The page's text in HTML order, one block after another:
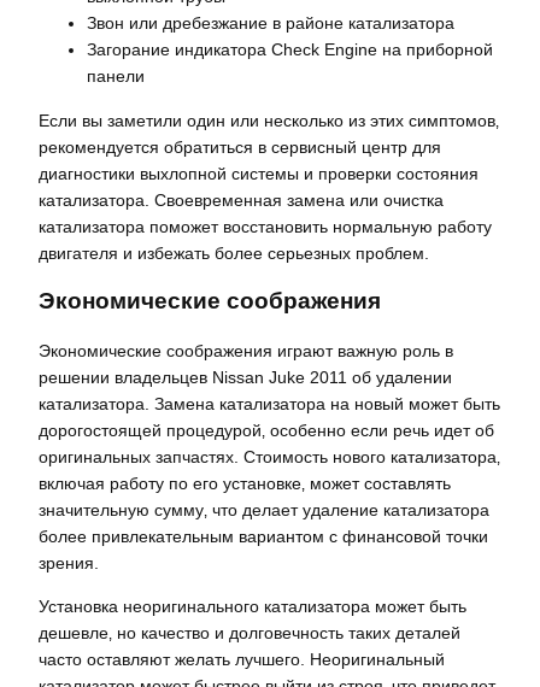
Звон или дребезжание в районе катализатора
Загорание индикатора Check Engine на приборной
панели
Если вы заметили один или несколько из этих симптомов‚
рекомендуется обратиться в сервисный центр для
диагностики выхлопной системы и проверки состояния
катализатора. Своевременная замена или очистка
катализатора поможет восстановить нормальную работу
двигателя и избежать более серьезных проблем.
Экономические соображения
Экономические соображения играют важную роль в
решении владельцев Nissan Juke 2011 об удалении
катализатора. Замена катализатора на новый может быть
дорогостоящей процедурой‚ особенно если речь идет об
оригинальных запчастях. Стоимость нового катализатора‚
включая работу по его установке‚ может составлять
значительную сумму‚ что делает удаление катализатора
более привлекательным вариантом с финансовой точки
зрения.
Установка неоригинального катализатора может быть
дешевле‚ но качество и долговечность таких деталей
часто оставляют желать лучшего. Неоригинальный